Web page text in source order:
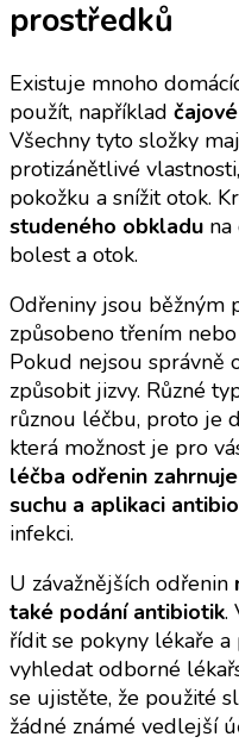
prostředků
Existuje mnoho
použít, například
Všechny tyto složky
protizánětlivé
pokožku a snížit otok.
studeného obkladu
bolest a otok.
Odřeniny jsou běžným
způsobeno třením
Pokud nejsou správně
způsobit jizvy. Různé
různou léčbu, proto je
která možnost je pro
léčba odřenin
suchu a aplikaci
infekci.
U závažnějších odřenin
také podání antibiotik.
řídit se pokyny lékaře
vyhledat odborné
se ujistěte, že použité
žádné známé vedlejší